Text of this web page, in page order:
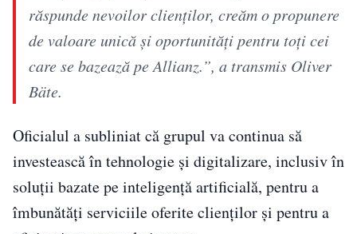
răspunde nevoilor clienților, creăm o propunere
de valoare unică și oportunități pentru toți cei
care se bazează pe Allianz.”, a transmis Oliver
Bäte.
Oficialul a subliniat că grupul va continua să
investească în tehnologie și digitalizare, inclusiv în
soluții bazate pe inteligență artificială, pentru a
îmbunătăți serviciile oferite clienților și pentru a